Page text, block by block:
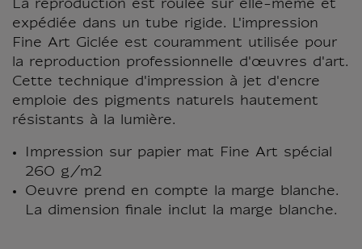
La reproduction est roulée sur elle-même et
expédiée dans un tube rigide. L'impression
Fine Art Giclée est couramment utilisée pour
la reproduction professionnelle d'œuvres d'art.
Cette technique d'impression à jet d'encre
emploie des pigments naturels hautement
résistants à la lumière.
Impression sur papier mat Fine Art spécial
260 g/m2
Oeuvre prend en compte la marge blanche.
La dimension finale inclut la marge blanche.